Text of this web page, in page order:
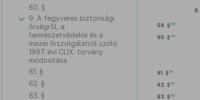
60. §
9. A fegyveres biztonsági
őrségről, a
természetvédelmi és a
mezei őrszolgálatról szóló
1997. évi CLIX. törvény
módosítása
61. §
62. §
63. §
8.
59. § 89
60. § 90
61. § 91
62. § 92
63. § 93